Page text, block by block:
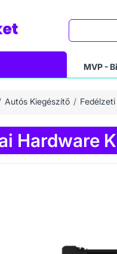
MVP -
Autós Kiegészítő
Hardware